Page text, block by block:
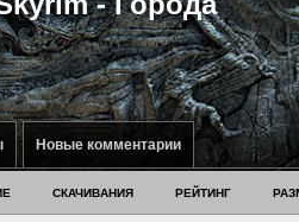
Новые комментарии
СКАЧИВАНИЯ РЕЙТИНГ